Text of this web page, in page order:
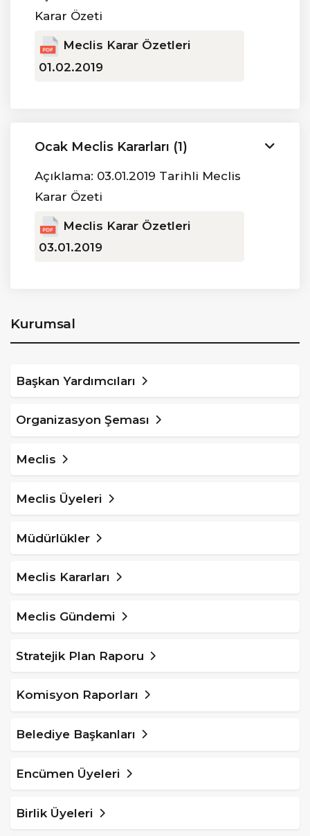
Karar Özeti
Meclis Karar Özetleri
01.02.2019
Ocak Meclis Kararları (1)
Açıklama: 03.01.2019 Tarihli Meclis
Karar Özeti
Meclis Karar Özetleri
03.01.2019
Kurumsal
Başkan Yardımcıları
Organizasyon Şeması
Meclis
Meclis Üyeleri
Müdürlükler
Meclis Kararları
Meclis Gündemi
Stratejik Plan Raporu
Komisyon Raporları
Belediye Başkanları
Encümen Üyeleri
Birlik Üyeleri